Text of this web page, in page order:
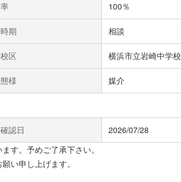
100％
期 相談
区 横浜市立岩崎中学校
様 媒介
認日
2026/07/28
す。予めご了承下さい。
い申し上げます。